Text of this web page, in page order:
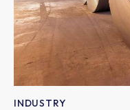
INDUSTRY